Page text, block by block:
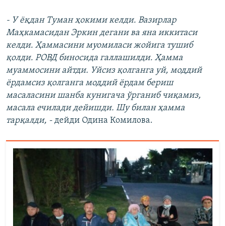
- У ёқдан Туман ҳокими келди. Вазирлар
Маҳкамасидан Эркин дегани ва яна иккитаси
келди. Ҳаммасини муомиласи жойига тушиб
қолди. РОВД биносида галлашилди. Ҳамма
муаммосини айтди. Уйсиз қолганга уй, моддий
ёрдамсиз қолганга моддий ёрдам бериш
масаласини шанба кунигача ўрганиб чиқамиз,
масала ечилади дейишди. Шу билан ҳамма
тарқалди, - дейди Одина Комилова.